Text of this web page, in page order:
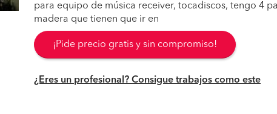
para equipo de música receiver, tocadiscos, tengo 4
madera que tienen que ir en
¡Pide precio gratis y sin compromiso!
¿Eres un profesional? Consigue trabajos como este